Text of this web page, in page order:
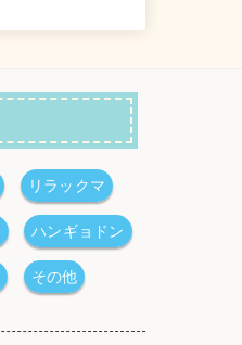
リラックマ
ハンギョドン
その他